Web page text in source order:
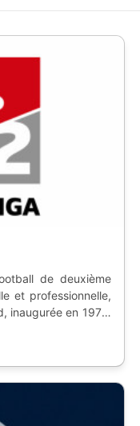
de deuxième
et professionnelle,
inaugurée en 1974.
division]
troisième division.